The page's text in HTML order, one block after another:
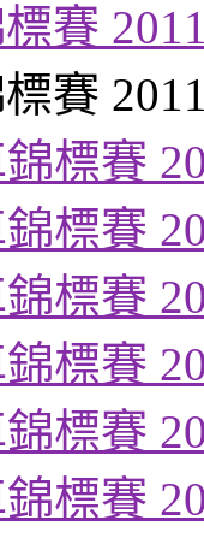
賽
賽
標賽
標賽
標賽
標賽
標賽
標賽